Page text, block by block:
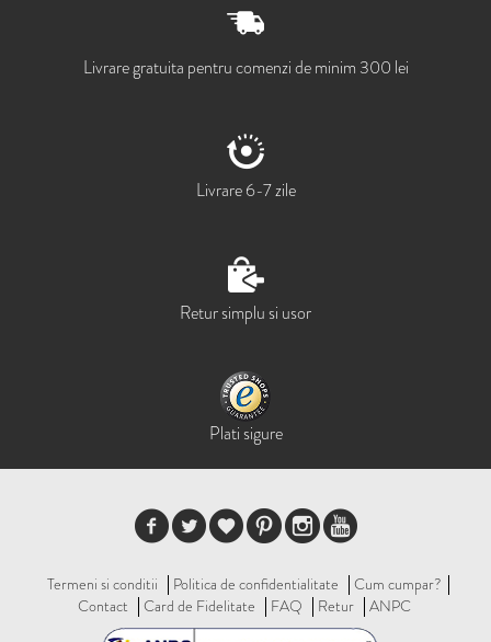
Livrare gratuita pentru comenzi de minim 300 lei
Livrare 6-7 zile
Retur simplu si usor
Plati sigure
Termeni si conditii Politica de confidentialitate
Cum cumpar?
Contact
Card de Fidelitate FAQ Retur ANPC